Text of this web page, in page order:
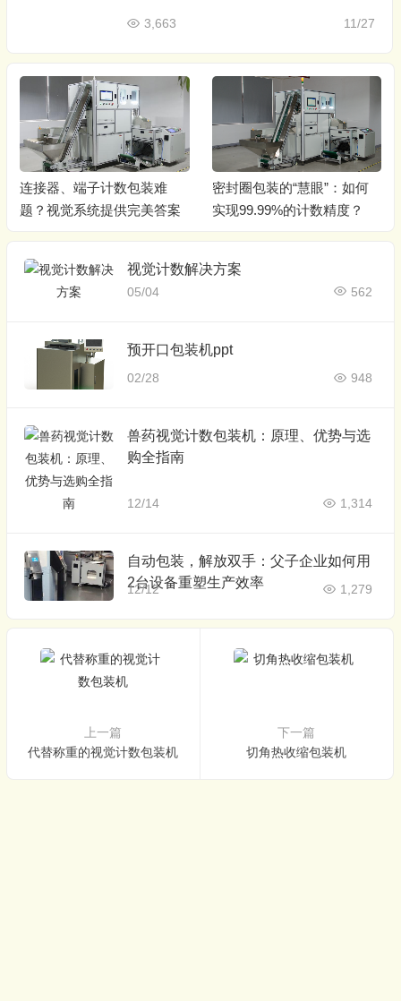
11/27
3,663
连接器、端子计数包装难
题？视觉系统提供完美答案
密封圈包装的“慧眼”：如何
实现99.99%的计数精度？
视觉计数解决方案
05/04 562
预开口包装机ppt
02/28 948
兽药视觉计数包装机：原理、优势与选
购全指南
12/14 1,314
自动包装，解放双手：父子企业如何用
2台设备重塑生产效率
12/12 1,279
上一篇
代替称重的视觉计数包装机
下一篇
切角热收缩包装机